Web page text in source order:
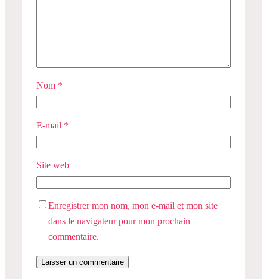
Nom *
E-mail *
Site web
Enregistrer mon nom, mon e-mail et mon site
dans le navigateur pour mon prochain
commentaire.